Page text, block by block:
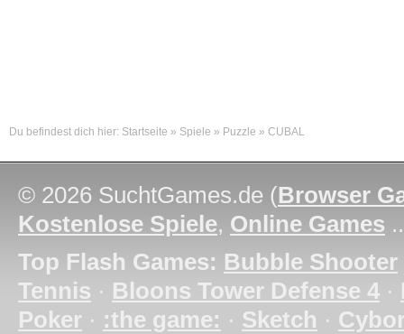
Du befindest dich hier: Startseite » Spiele » Puzzle » CUBAL
© 2026 SuchtGames.de (Browser
Kostenlose Spiele, Online Games
Top Flash Games: Bubble Shooter
Tennis · Bloons Tower Defense 4 ·
Poker · :the game: · Sketch ·